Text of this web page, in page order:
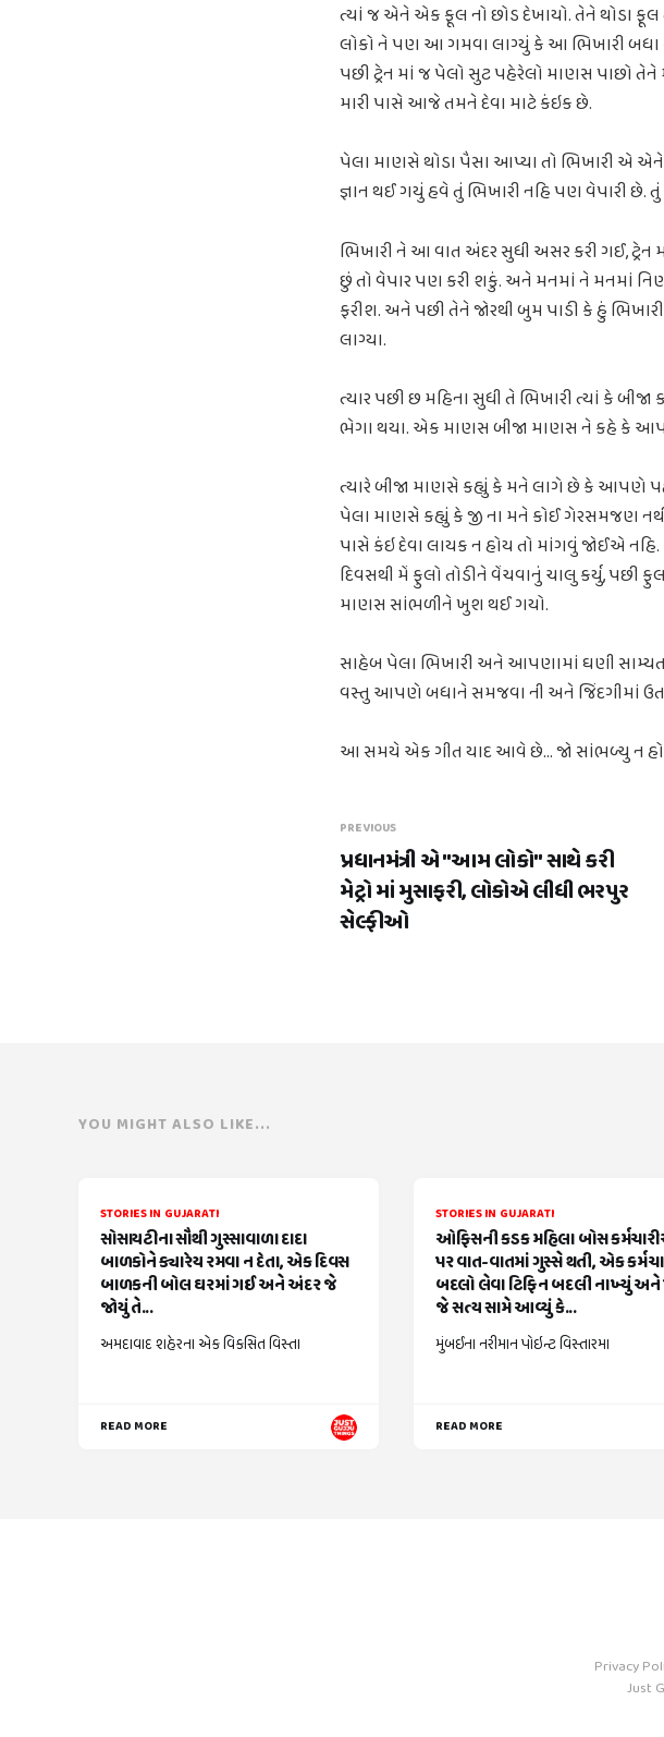
ત્યાં જ એને એક ફૂલ નો છોડ દેખાયો. તેને થોડા
લોકો ને પણ આ ગમવા લાગ્યું કે આ ભિખારી બધા
પછી ટ્રેન માં જ પેલો સુટ પહેરેલો માણસ પાછો
મારી પાસે આજે તમને દેવા માટે કંઇક છે.
પેલા માણસે થોડા પૈસા આપ્યા તો ભિખારી એ
જ્ઞાન થઈ ગયું હવે તું ભિખારી નહિ પણ વેપારી
ભિખારી ને આ વાત અંદર સુધી અસર કરી ગઈ, ટ્રેન
છું તો વેપાર પણ કરી શકું. અને મનમાં ને મનમાં
ફરીશ. અને પછી તેને જોરથી બુમ પાડી કે હું
લાગ્યા.
ત્યાર પછી છ મહિના સુધી તે ભિખારી ત્યાં કે
ભેગા થયા. એક માણસ બીજા માણસ ને કહે કે
ત્યારે બીજા માણસે કહ્યું કે મને લાગે છે કે આપણે
પેલા માણસે કહ્યું કે જી ના મને કોઈ ગેરસમજણ
પાસે કંઇ દેવા લાયક ન હોય તો માંગવું જોઈએ
દિવસથી મેં ફુલો તોડીને વેંચવાનું ચાલુ કર્યુ, પછી
માણસ સાંભળીને ખુશ થઈ ગયો.
સાહેબ પેલા ભિખારી અને આપણામાં ઘણી
વસ્તુ આપણે બધાને સમજવા ની અને જિંદગીમાં
આ સમયે એક ગીત યાદ આવે છે... જો સાંભળ્યુ ન
PREVIOUS
પ્રધાનમંત્રી એ "આમ લોકો" સાથે કરી
મેટ્રો માં મુસાફરી, લોકોએ લીધી ભરપુર
સેલ્ફીઓ
YOU MIGHT ALSO LIKE...
STORIES IN GUJARATI
સોસાયટીના સૌથી ગુસ્સાવાળા દાદા
બાળકોને ક્યારેય રમવા ન દેતા, એક દિવસ
બાળકની બોલ ઘરમાં ગઈ અને અંદર જે
જોયું તે...
અમદાવાદ શહેરના એક વિકસિત વિસ્તા
READ MORE
STORIES IN GUJARATI
ઓફિસની કડક મહિલા બોસ
પર વાત-વાતમાં ગુસ્સે થતી, એક
બદલો લેવા ટિફિન બદલી નાખ્યું
જે સત્ય સામે આવ્યું કે...
મુંબઈના નરીમાન પોઇન્ટ વિસ્તારમા
READ MORE
Privacy
Just